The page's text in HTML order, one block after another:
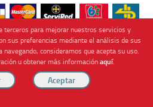
terceros para mejorar nuestros servicios y
sus preferencias mediante el análisis de sus
navegando, consideramos que acepta su uso.
u obtener más informaciónaquí.